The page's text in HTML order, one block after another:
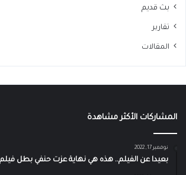
بث قديم
تقارير
المقالات
المشاركات الأكثر مشاهدة
نوفمبر 17, 2022
بعيدا عن الفيلم.. هذه هي نهاية عزت حنفي بطل فيلم